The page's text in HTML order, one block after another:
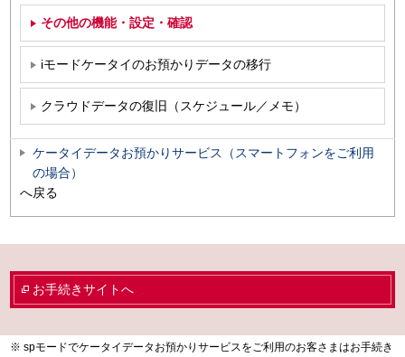
その他の機能・設定・確認
iモードケータイのお預かりデータの移行
クラウドデータの復旧（スケジュール／メモ）
ケータイデータお預かりサービス（スマートフォンをご利用
の場合）
へ戻る
お手続きサイトへ
spモードでケータイデータお預かりサービスをご利用のお客さまはお手続き